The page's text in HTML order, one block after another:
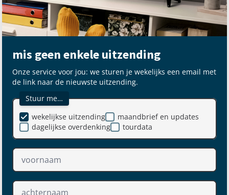
mis geen enkele uitzending
Onze service voor jou: we sturen je wekelijks een email met
de link naar de nieuwste uitzending.
Stuur me…
maandbrief en updates
dagelijkse overdenking
wekelijkse uitzending
tourdata